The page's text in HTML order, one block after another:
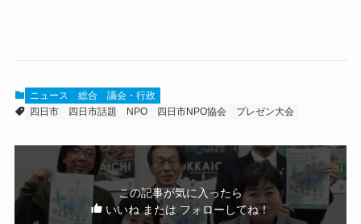
ニュース 総合
議会・行政
四日市
四日市話題 NPO 四日市NPO協会 プレゼン大会
この記事が気に入ったら
いいね または フォローしてね！